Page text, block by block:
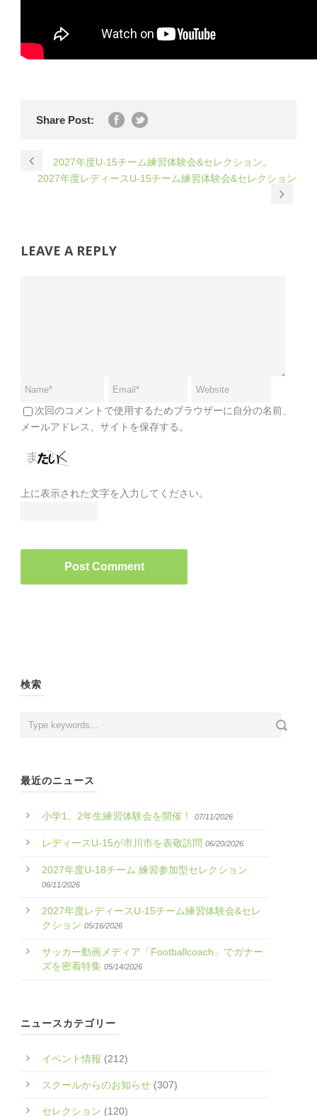
Share Post:
2027年度U-15チーム練習体験会&セレクション。
2027年度レディースU-15チーム練習体験会&セレクション
LEAVE A REPLY
次回のコメントで使用するためブラウザーに自分の名前、
メールアドレス、サイトを保存する。
上に表示された文字を入力してください。
検索
最近のニュース
小学1、2年生練習体験会を開催！ 07/11/2026
レディースU-15が市川市を表敬訪問 06/20/2026
2027年度U-18チーム 練習参加型セレクション
06/11/2026
2027年度レディースU-15チーム練習体験会&セレ
クション 05/16/2026
サッカー動画メディア「Footballcoach」でガナー
ズを密着特集 05/14/2026
ニュースカテゴリー
イベント情報 (212)
スクールからのお知らせ (307)
セレクション (120)